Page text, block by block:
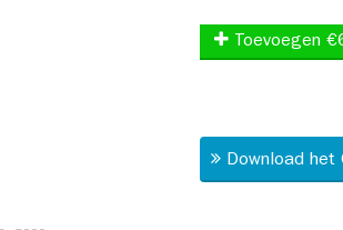
Toevoegen
Download